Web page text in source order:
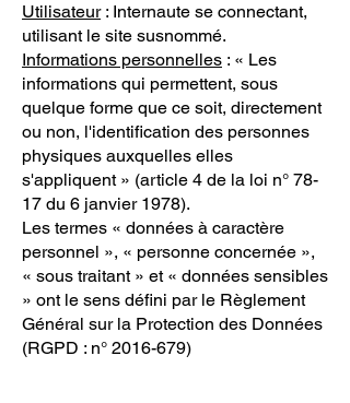
Utilisateur: Internaute se connectant,
utilisant le site susnommé.
Informations personnelles : « Les
informations qui permettent, sous
quelque forme que ce soit, directement
ou non, l'identification des personnes
physiques auxquelles elles
s'appliquent » (article 4 de la loi n° 78-
17 du 6 janvier 1978).
Les termes « données à caractère
personnel », « personne concernée »,
« sous traitant » et « données sensibles
» ont le sens défini par le Règlement
Général sur la Protection des Données
(RGPD : n° 2016-679)